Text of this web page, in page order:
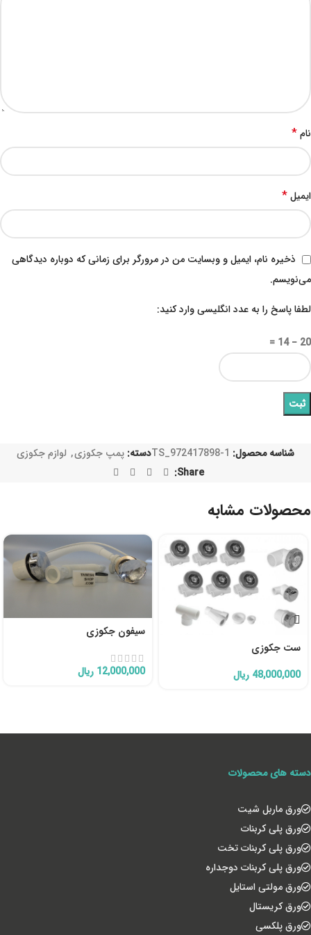
نام*
ایمیل*
ذخیره نام، ایمیل و وبسایت من در مرورگر برای زمانی که دوباره دیدگاهی
می‌نویسم.
لطفا پاسخ را به عدد انگلیسی وارد کنید:
20 − 14 =
شناسه محصول: TS_972417898-1دسته: پمپ جکوزی, لوازم جکوزی
Share:
محصولات مشابه
ست جکوزی
48,000,000 ریال
سیفون جکوزی
12,000,000 ریال
دسته های محصولات
ورق ماربل شیت
ورق پلی کربنات
ورق پلی کربنات تخت
ورق پلی کربنات دوجداره
ورق مولتی استایل
ورق کریستال
ورق پلکسی